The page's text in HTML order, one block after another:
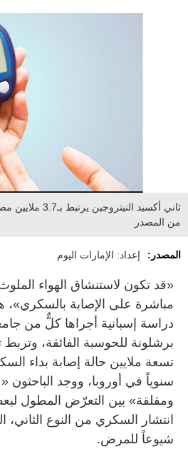
ثاني أكسيد
من المصدر
المصدر: إعداد: الإمارات اليوم
«قد تكون لاستنشاق الهواء
مباشرة على الإصابة بالسكري»،
دراسة إسبانية أجراها كلٌّ من
برشلونة للحوسبة الفائقة، وتربط
تسعة ملايين حالة إصابة بداء
سنوياً في أوروبا، ووجد الباحثون
ومقلقة» بين التعرّض المطول
انتشار السكري من النوع الثاني،
شيوعاً للمرض.